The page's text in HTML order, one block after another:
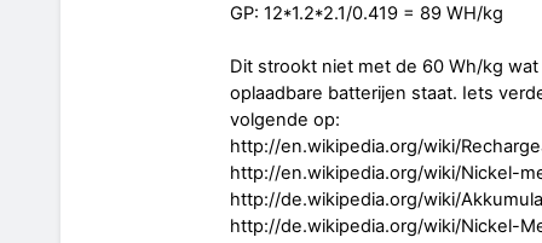
GP: 12*1.2*2.1/0.419 = 89 WH/kg
Dit strookt niet met de 60 Wh/kg
oplaadbare batterijen staat. Iets
volgende op:
http://en.wikipedia.org/wiki/
http://en.wikipedia.org/wiki/Nickel-
http://de.wikipedia.org/wiki/
http://de.wikipedia.org/wiki/Nickel-